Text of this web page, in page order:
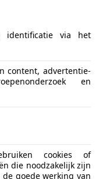
identificatie via het
content, advertentie-
en
cookies of
die noodzakelijk zijn
goede werking van